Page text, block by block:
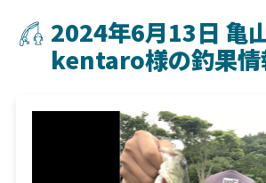
2024年6月13日 亀
kentaro様の釣果情